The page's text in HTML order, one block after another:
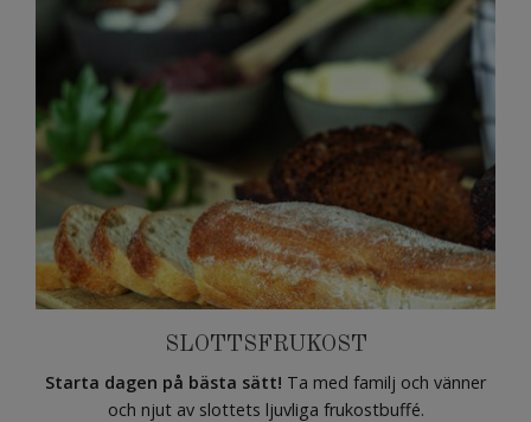
SLOTTSFRUKOST
Starta dagen på bästa sätt! Ta med familj och vänner
och njut av slottets ljuvliga frukostbuffé.